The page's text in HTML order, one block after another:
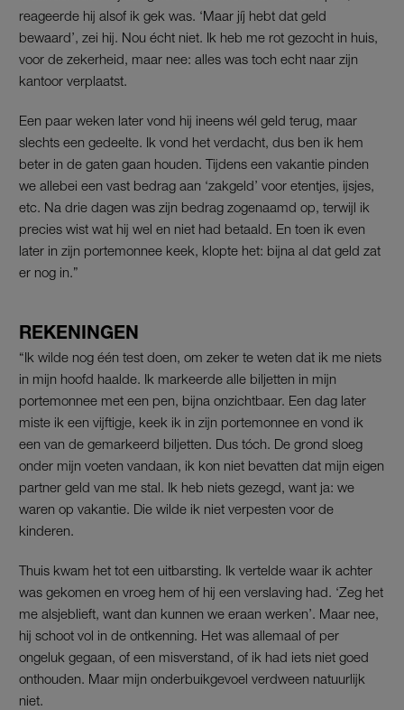
reageerde hij alsof ik gek was. ‘Maar jíj hebt dat geld
bewaard’, zei hij. Nou écht niet. Ik heb me rot gezocht in huis,
voor de zekerheid, maar nee: alles was toch echt naar zijn
kantoor verplaatst.
Een paar weken later vond hij ineens wél geld terug, maar
slechts een gedeelte. Ik vond het verdacht, dus ben ik hem
beter in de gaten gaan houden. Tijdens een vakantie pinden
we allebei een vast bedrag aan ‘zakgeld’ voor etentjes, ijsjes,
etc. Na drie dagen was zijn bedrag zogenaamd op, terwijl ik
precies wist wat hij wel en niet had betaald. En toen ik even
later in zijn portemonnee keek, klopte het: bijna al dat geld zat
er nog in.”
REKENINGEN
“Ik wilde nog één test doen, om zeker te weten dat ik me niets
in mijn hoofd haalde. Ik markeerde alle biljetten in mijn
portemonnee met een pen, bijna onzichtbaar. Een dag later
miste ik een vijftigje, keek ik in zijn portemonnee en vond ik
een van de gemarkeerd biljetten. Dus tóch. De grond sloeg
onder mijn voeten vandaan, ik kon niet bevatten dat mijn eigen
partner geld van me stal. Ik heb niets gezegd, want ja: we
waren op vakantie. Die wilde ik niet verpesten voor de
kinderen.
Thuis kwam het tot een uitbarsting. Ik vertelde waar ik achter
was gekomen en vroeg hem of hij een verslaving had. ‘Zeg het
me alsjeblieft, want dan kunnen we eraan werken’. Maar nee,
hij schoot vol in de ontkenning. Het was allemaal of per
ongeluk gegaan, of een misverstand, of ik had iets niet goed
onthouden. Maar mijn onderbuikgevoel verdween natuurlijk
niet.